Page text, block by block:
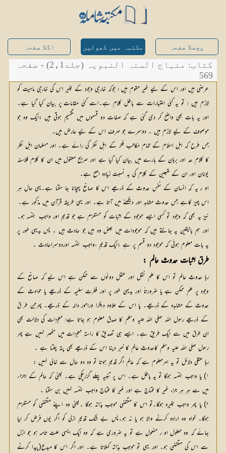
پچھلا صفحہ مکتبہ میں کھولیں اگلا صفحہ
کتاب: منہاج السنہ النبویہ (جلد2،1) - صفحہ
569
عرضی ہیں اور اس کے لیے غیر مقوم ہیں ؛ جوکہ خارجی وجود کے بغیر اس کی خارجی ماہیت کو
لازم ہیں ؛ تو یہ کئی اعتبارات سے باطل کلام ہے۔اسے کئی مقامات پر بیان کیا گیا ہے۔
اور یہ بات بھی واضح کر دی گئی ہے کہ صفات دو قسموں میں تقسیم ہوتی ہیں :ایک وہ جو
موصوف کے لیے لازم ہیں ۔ دوسرے جو صرف اس کے لیے عارض ہیں۔
جس طرح کہ اہل اسلام کے تمام مکاتب فکر کے اہل نظر کی رائے ہے۔ اور مسلمان اہل نظر
کا کلام حد اور برہان کے بارے میں بیان کیا گیا ہے اور صریح معقول میں ان کا کلام فلاسفہ
یونان اور ان کے متبعین کے کلام کی بہ نسبت زیادہ اصح ہے۔
او ر یہ کہ انسان کے نفسِ حدوث کے ذریعے اس کا صانع پہچانا جا سکتا ہے۔یہی حال ہر
اس چیز کاہے جس حدوث مشاہد اور دیکھنے میں آتا ہے۔ اور یہی طریقہ قرآن میں مذکور ہے۔
نیز یہ بھی کہ وجود تو کسی ایسے موجود کے اثبات کو مستلزم ہے جو قدیم اور واجب بنفسہ ہو۔
اور ہم بالیقین یہ جانتے ہیں کہ موجودات میں بعض وہ ہیں جو حادث ہیں ۔ پس بدیہی طور پر
یہ بات معلوم ہوئی کہ موجود دو قسم پر ہے :ایک قدیم ،واجب بنفسہ اوردوسراحادث ۔
طرق اثبات حدوث عالم :
رہا حدوثِ عالم تو اس کا علم نقل اور عقل دونوں سے ممکن ہے اس لیے کہ صانع کے
وجود پر علم ممکن ہے یا ضرورتاً اور بدیہی طور پر اور فطرتِ سلیمہ کے ذریعے یا حوادث کے
حدوث کے مشاہدہ کے ذریعے۔ یا اس کے علاوہ دیگرا ورامور دالہ کے ذریعے۔ پھرجن طر ق
کے ذریعے رسول اللہ صلی اللہ علیہ وسلم کا صدق معلوم ہو جاتا ہے؛ معجزات کی دلالت بھی
ان طرق میں سے ایک طریق ہے۔ ایسے ہی تصدیق کا راستہ معجزات میں منحصر نہیں ہے پھر
رسول صلی اللہ علیہ وسلم کاحدوثِ عالم کا خبر دینا اس کے ذریعے بھی پتہ چلتا ہے ۔
رہا عقلی دلائل تو یہ امرمعلوم ہے کہ عالم اگر قدیم ہوتا تو وہ دو حال سے خالی نہیں :
۱) یا واجب بنفسہ ہوگا تو یہ باطل ہے۔ اس پر تنبیہ پہلے گزرچکی ہے۔ یعنی کہ عالم کے اجزاء
میں سے ہر ہر جزء غیر کا محتاج ہے اور غیر کا محتاج واجب بنفسہ نہیں بن سکتا ۔
۲) یا پھر واجب بغیرہ ہوگا۔تو اس کا مقتضی موجب بذاتہ ہوگا ۔یعنی وہ اپنے مقتضی کو مستلزم
ہوگا۔ خواہ وہ ارادہ کرنے والا ہو یا نہ ہو۔پس بے شک قدیمِ ازلی کو اگر یوں فرض کر لیا
جائے کہ وہ معلول او ر مفعول ہے تو یہ ضروری ہے کہ وہ ایک ایسی علتِ تامہ ہو جو ازل
سے اس کی مقتضی ہو۔ اور یہی تو موجب بذاتہ کہلاتا ہے۔ اور اگر اس کا مبدع(پیدا کرنے